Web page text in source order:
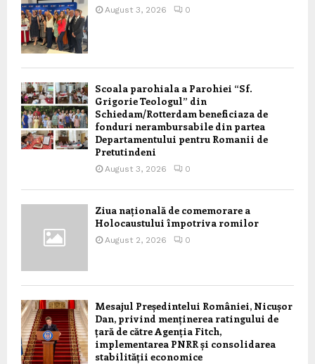
August 3, 2026 0
Scoala parohiala a Parohiei “Sf.
Grigorie Teologul” din
Schiedam/Rotterdam beneficiaza de
fonduri nerambursabile din partea
Departamentului pentru Romanii de
Pretutindeni
August 3, 2026 0
Ziua națională de comemorare a
Holocaustului împotriva romilor
August 2, 2026 0
Mesajul Președintelui României, Nicușor
Dan, privind menținerea ratingului de
țară de către Agenția Fitch,
implementarea PNRR și consolidarea
stabilității economice